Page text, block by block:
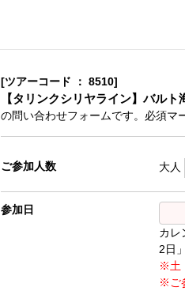
[ツアーコード ： 8510]
【タリンクシリヤライン】バル
の問い合わせフォームです。必須マ
ご参加人数 大人
参加日
カレ
2日
※土
※ご